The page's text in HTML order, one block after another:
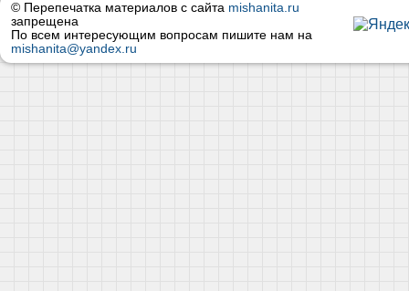
© Перепечатка материалов с сайта mishanita.ru
запрещена
По всем интересующим вопросам пишите нам на
mishanita@yandex.ru